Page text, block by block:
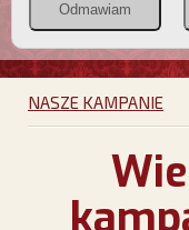
POZNAJ
NASZE KAMPANIE
Odmawiam